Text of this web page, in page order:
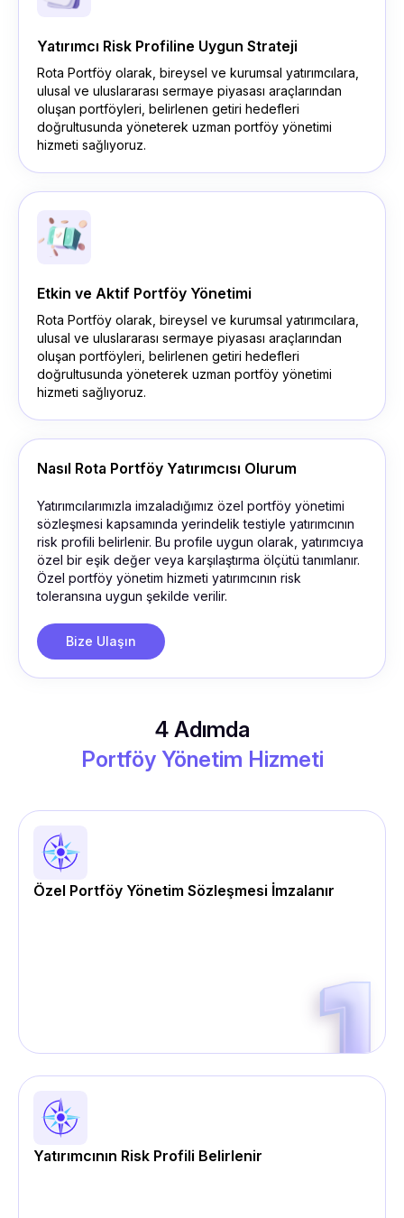
Yatırımcı Risk Profiline Uygun Strateji
Rota Portföy olarak, bireysel ve kurumsal yatırımcılara,
ulusal ve uluslararası sermaye piyasası araçlarından
oluşan portföyleri, belirlenen getiri hedefleri
doğrultusunda yöneterek uzman portföy yönetimi
hizmeti sağlıyoruz.
Etkin ve Aktif Portföy Yönetimi
Rota Portföy olarak, bireysel ve kurumsal yatırımcılara,
ulusal ve uluslararası sermaye piyasası araçlarından
oluşan portföyleri, belirlenen getiri hedefleri
doğrultusunda yöneterek uzman portföy yönetimi
hizmeti sağlıyoruz.
Nasıl Rota Portföy Yatırımcısı Olurum
Yatırımcılarımızla imzaladığımız özel portföy yönetimi
sözleşmesi kapsamında yerindelik testiyle yatırımcının
risk profili belirlenir. Bu profile uygun olarak, yatırımcıya
özel bir eşik değer veya karşılaştırma ölçütü tanımlanır.
Özel portföy yönetim hizmeti yatırımcının risk
toleransına uygun şekilde verilir.
Bize Ulaşın
4 Adımda
Portföy Yönetim Hizmeti
Özel Portföy Yönetim Sözleşmesi İmzalanır
Yatırımcının Risk Profili Belirlenir